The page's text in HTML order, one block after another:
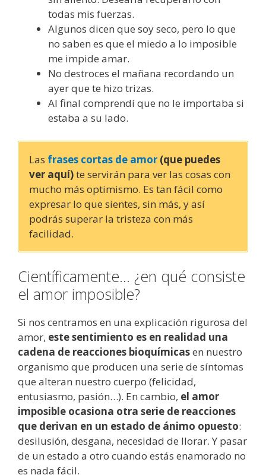
todas mis fuerzas.
Algunos dicen que soy seco, pero lo que
no saben es que el miedo a lo imposible
me impide amar.
No destroces el mañana recordando un
ayer que te hizo trizas.
Al final comprendí que no le importaba si
estaba a su lado.
Las frases cortas de amor (que puedes
ver aquí)te servirán para ver las cosas con
mucho más optimismo. Es tan fácil como
expresar lo que sientes, sin más, y así
podrás superar la tristeza con más
facilidad.
Científicamente… ¿en qué consiste
el amor imposible?
Si nos centramos en una explicación rigurosa del
amor, este sentimiento es en realidad una
cadena de reacciones bioquímicasen nuestro
organismo que producen una serie de síntomas
que alteran nuestro cuerpo (felicidad,
entusiasmo, pasión…). En cambio, el amor
imposible ocasiona otra serie de reacciones
que derivan en un estado de ánimo opuesto:
desilusión, desgana, necesidad de llorar. Y pasar
de un estado a otro cuando estás enamorado no
es nada fácil.